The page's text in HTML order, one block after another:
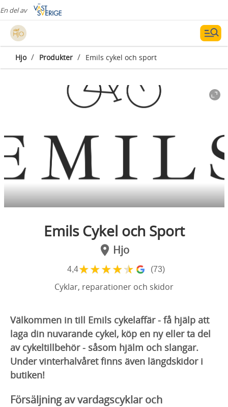
En del av
Hjo / Produkter / Emils cykel och sport
Emils Cykel och Sport
Hjo
4,4★★★★★ (73)
Cyklar, reparationer och skidor
Välkommen in till Emils cykelaffär - få hjälp att
laga din nuvarande cykel, köp en ny eller ta del
av cykeltillbehör - såsom hjälm och slangar.
Under vinterhalvåret finns även längdskidor i
butiken!
Försäljning av vardagscyklar och